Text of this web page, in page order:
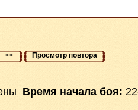
>> Просмотр повтора
Время начала боя: